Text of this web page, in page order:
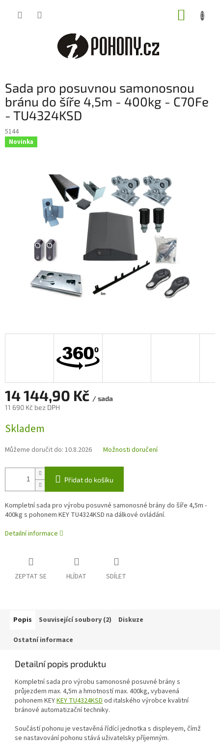
Sada pro posuvnou samonosnou
bránu do šíře 4,5m - 400kg - C70Fe
- TU4324KSD
5144
Novinka
14 144,90 Kč / sada
11 690 Kč bez DPH
cena:
Skladem
Můžeme doručit do: 10.8.2026 Možnosti doručení
Přidat do košíku
Kompletní sada pro výrobu posuvné samonosné brány do šíře 4,5m -
400kg s pohonem KEY TU4324KSD na dálkové ovládání.
Detailní informace
ZEPTAT SE HLÍDAT SDÍLET
Popis Související soubory (2) Diskuze
Ostatní informace
Detailní popis produktu
Kompletní sada pro výrobu samonosné posuvné brány s
průjezdem max. 4,5m a hmotností max. 400kg, vybavená
pohonem KEYKEY TU4324KSDod italského výrobce kvalitní
bránové automatizační techniky.
Součástí pohonu je vestavěná řídící jednotka s displeyem, čímž
se nastavování pohonu stává uživatelsky příjemným.